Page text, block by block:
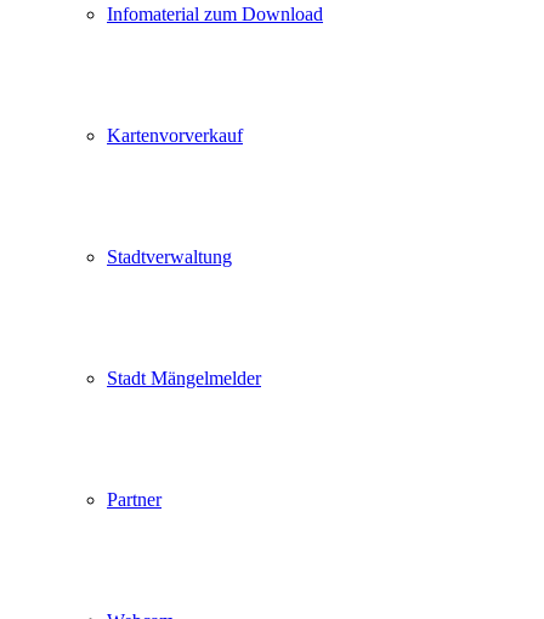
Infomaterial zum Download
Kartenvorverkauf
Stadtverwaltung
Stadt Mängelmelder
Partner